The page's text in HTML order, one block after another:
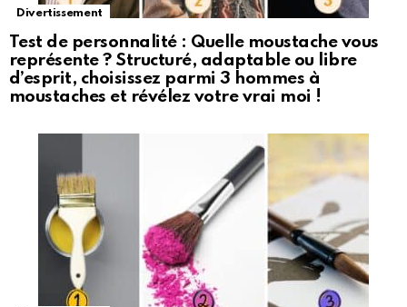
Divertissement
Test de personnalité : Quelle moustache vous
représente ? Structuré, adaptable ou libre
d’esprit, choisissez parmi 3 hommes à
moustaches et révélez votre vrai moi !